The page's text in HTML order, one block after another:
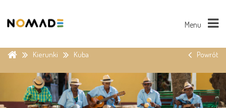
Menu
Kierunki Kuba Powrót